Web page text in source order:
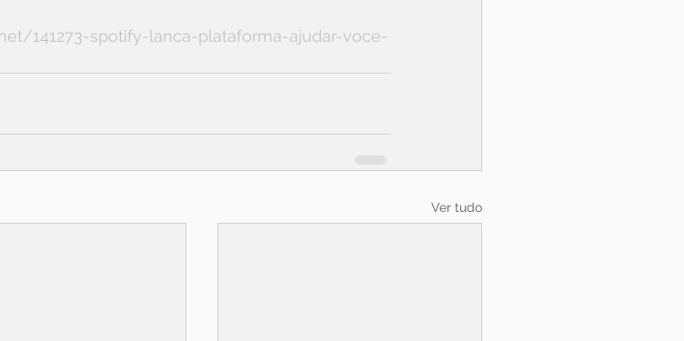
141273-spotify-lanca-plataforma-ajudar-voce-
Ver tudo